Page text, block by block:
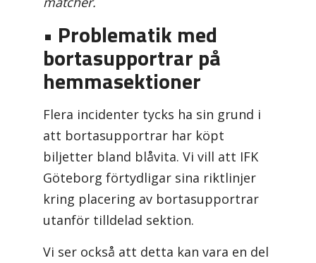
• Problematik med
bortasupportrar på
hemmasektioner
Flera incidenter tycks ha sin grund i
att bortasupportrar har köpt
biljetter bland blåvita. Vi vill att IFK
Göteborg förtydligar sina riktlinjer
kring placering av bortasupportrar
utanför tilldelad sektion.
Vi ser också att detta kan vara en del